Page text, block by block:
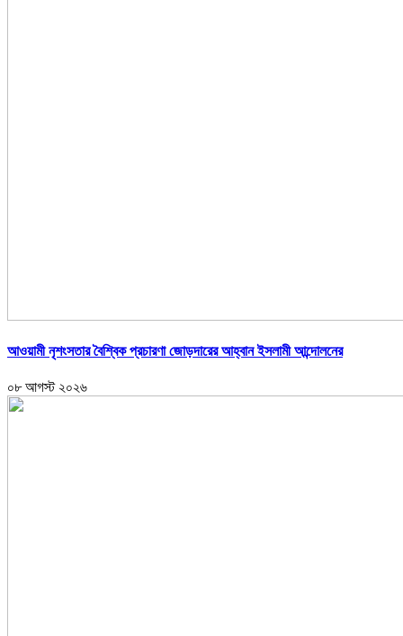
আওয়ামী নৃশংসতার বৈশ্বিক প্রচারণা জোড়দারের আহ্বান ইসলামী আন্দোলনের
০৮ আগস্ট ২০২৬